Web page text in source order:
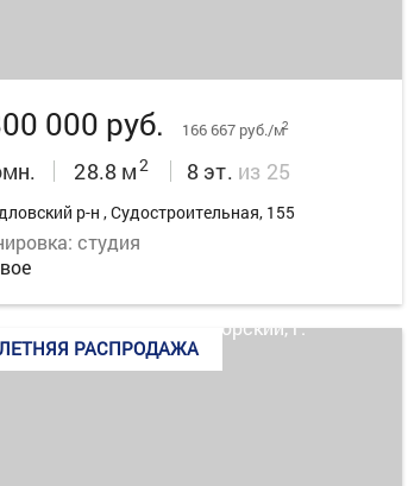
000 руб. 166 667 руб./м2
28.8 м2 8 эт. из 25
р-н , Судостроительная, 155
студия
РАСПРОДАЖА